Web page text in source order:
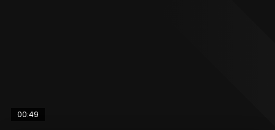
00:49